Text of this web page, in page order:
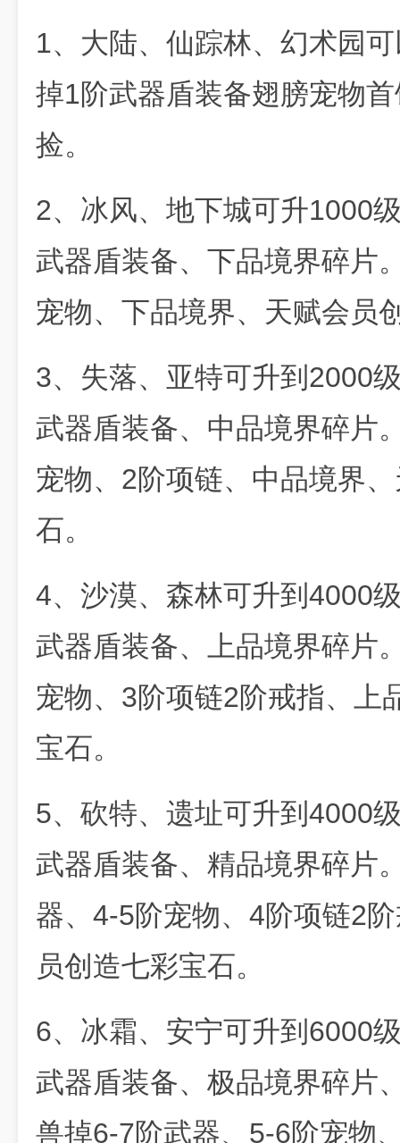
1、大陆、仙踪林、幻术园
掉1阶武器盾装备翅膀宠物
捡。
2、冰风、地下城可升1000
武器盾装备、下品境界碎片
宠物、下品境界、天赋会员
3、失落、亚特可升到2000
武器盾装备、中品境界碎片
宠物、2阶项链、中品境界
石。
4、沙漠、森林可升到4000
武器盾装备、上品境界碎片
宠物、3阶项链2阶戒指、上
宝石。
5、砍特、遗址可升到4000
武器盾装备、精品境界碎片
器、4-5阶宠物、4阶项链2
员创造七彩宝石。
6、冰霜、安宁可升到6000
武器盾装备、极品境界碎片
兽掉6-7阶武器、5-6阶宠物